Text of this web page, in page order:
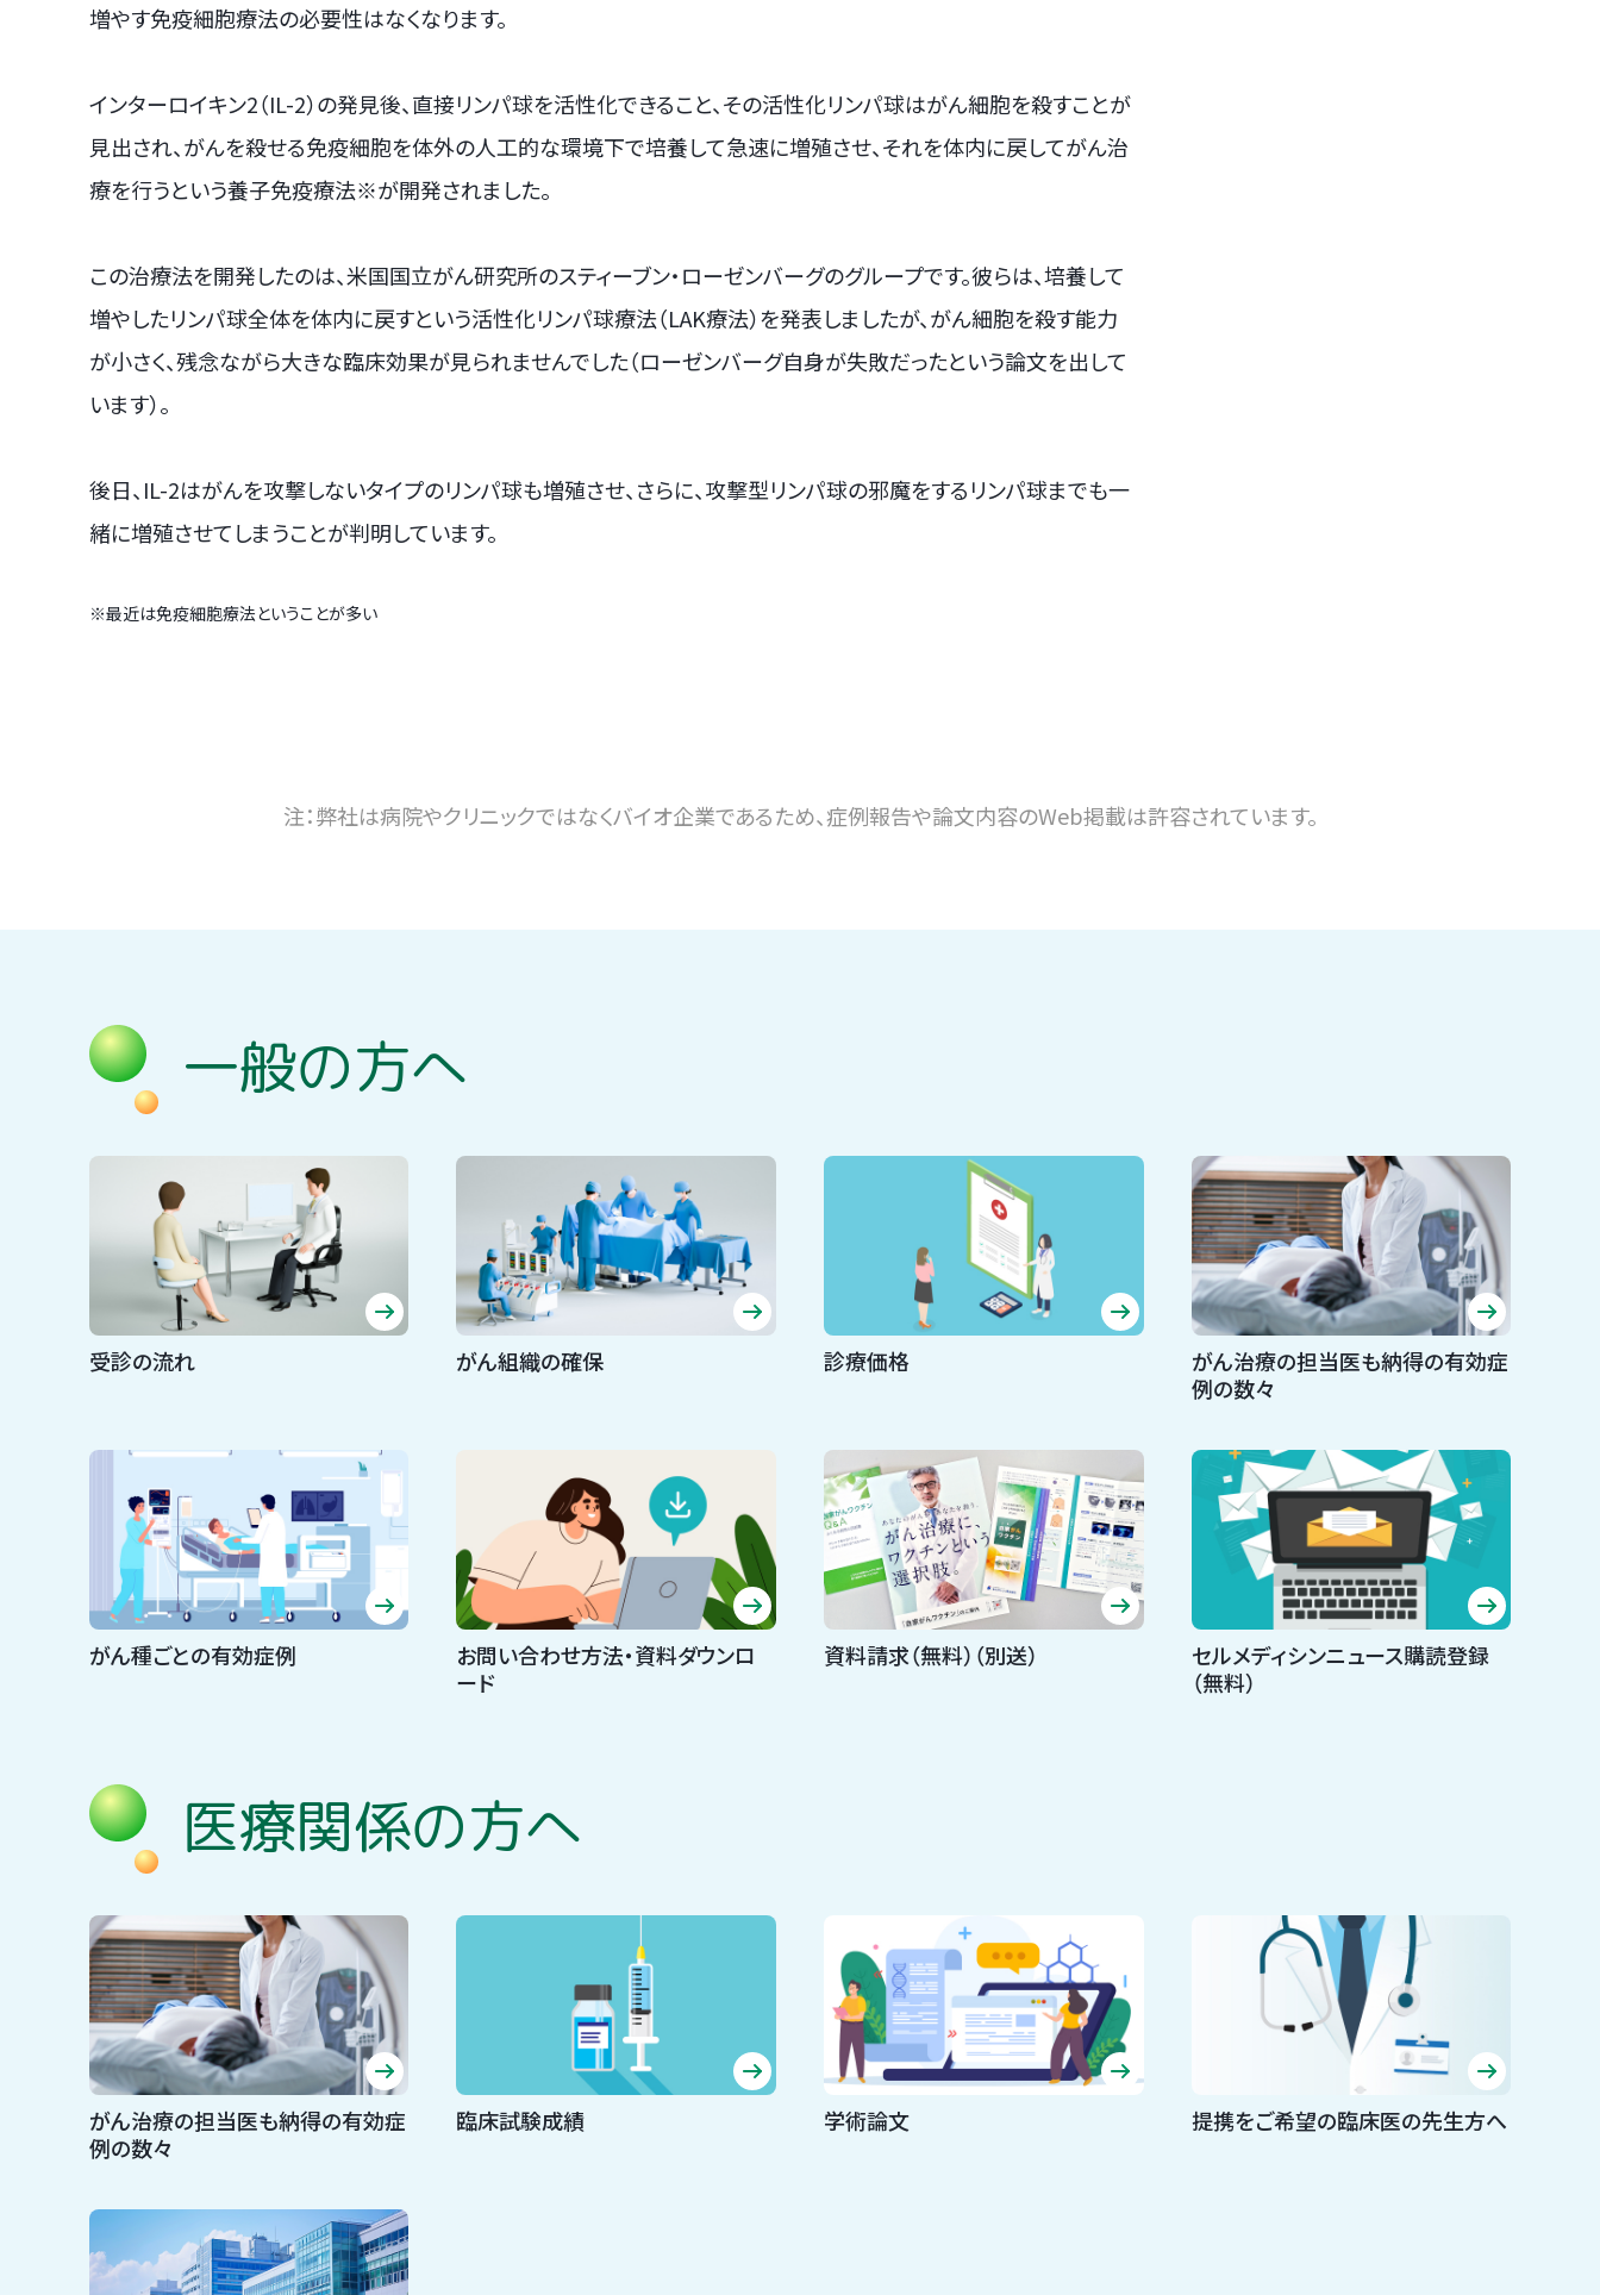
増やす免疫細胞療法の必要性はなくなります。
インターロイキン2（IL-2）の発見後、直接リンパ球を活性化できること、その活性化リンパ球はがん細胞を殺すことが
見出され、がんを殺せる免疫細胞を体外の人工的な環境下で培養して急速に増殖させ、それを体内に戻してがん治
療を行うという養子免疫療法※が開発されました。
この治療法を開発したのは、米国国立がん研究所のスティーブン・ローゼンバーグのグループです。彼らは、培養して
増やしたリンパ球全体を体内に戻すという活性化リンパ球療法（LAK療法）を発表しましたが、がん細胞を殺す能力
が小さく、残念ながら大きな臨床効果が見られませんでした（ローゼンバーグ自身が失敗だったという論文を出して
います）。
後日、IL-2はがんを攻撃しないタイプのリンパ球も増殖させ、さらに、攻撃型リンパ球の邪魔をするリンパ球までも一
緒に増殖させてしまうことが判明しています。
※最近は免疫細胞療法ということが多い
注：弊社は病院やクリニックではなくバイオ企業であるため、症例報告や論文内容のWeb掲載は許容されています。
一般の方へ
受診の流れ がん組織の確保 診療価格
がん治療の担当医も納得の有効症
例の数々
がん種ごとの有効症例
お問い合わせ方法・資料ダウンロ
ード
資料請求（無料）（別送）
セルメディシンニュース購読登録
（無料）
医療関係の方へ
がん治療の担当医も納得の有効症
例の数々
臨床試験成績 学術論文 提携をご希望の臨床医の先生方へ